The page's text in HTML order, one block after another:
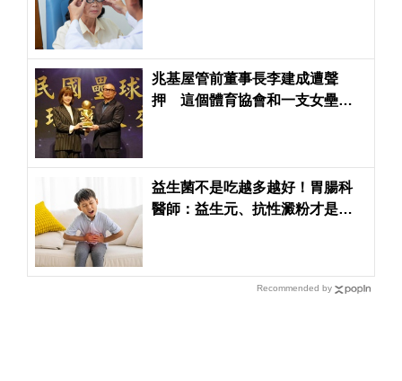
兆基屋管前董事長李建成遭聲
押 這個體育協會和一支女壘隊
益生菌不是吃越多越好！胃腸科
醫師：益生元、抗性澱粉才是腸
Recommended by